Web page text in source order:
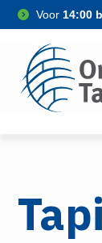
Voor 14:00